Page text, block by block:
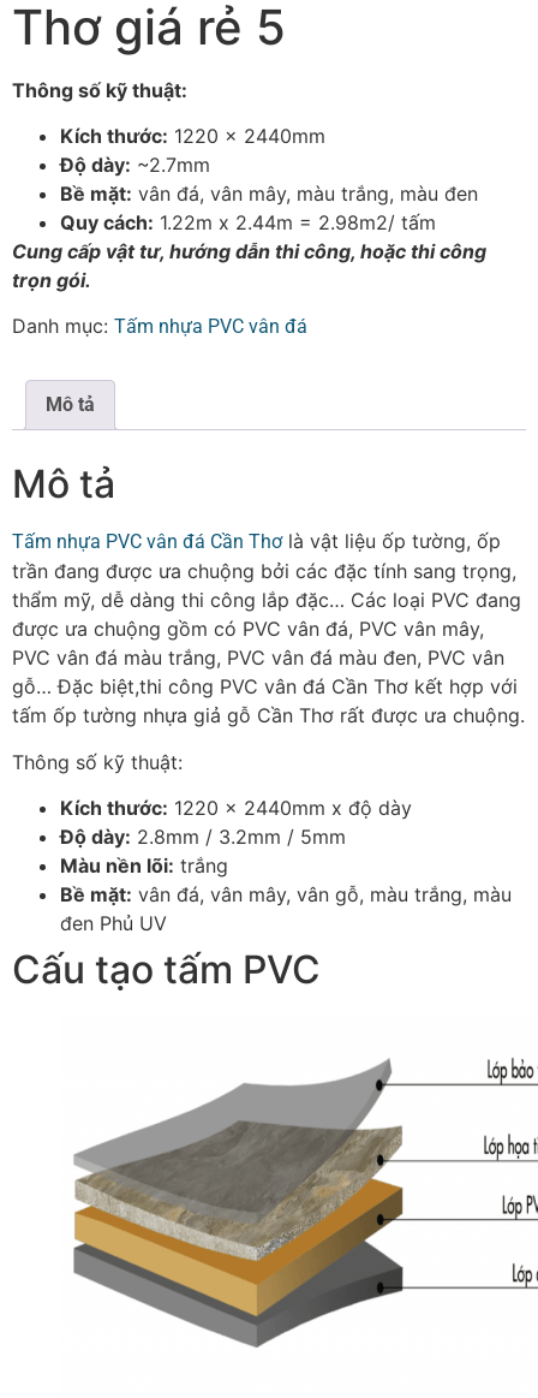
Thơ giá rẻ 5
Thông số kỹ thuật:
Kích thước: 1220 x 2440mm
Độ dày: ~2.7mm
Bề mặt: vân đá, vân mây, màu trắng, màu đen
Quy cách: 1.22m x 2.44m = 2.98m2/ tấm
Cung cấp vật tư, hướng dẫn thi công, hoặc thi công
trọn gói.
Danh mục: Tấm nhựa PVC vân đá
Mô tả
Mô tả
Tấm nhựa PVC vân đá Cần Thơlà vật liệu ốp tường, ốp
trần đang được ưa chuộng bởi các đặc tính sang trọng,
thẩm mỹ, dễ dàng thi công lắp đặc… Các loại PVC đang
được ưa chuộng gồm có PVC vân đá, PVC vân mây,
PVC vân đá màu trắng, PVC vân đá màu đen, PVC vân
gỗ… Đặc biệt,thi công PVC vân đá Cần Thơ kết hợp với
tấm ốp tường nhựa giả gỗ Cần Thơ rất được ưa chuộng.
Thông số kỹ thuật:
Kích thước: 1220 x 2440mm x độ dày
Độ dày: 2.8mm / 3.2mm / 5mm
Màu nền lõi: trắng
Bề mặt: vân đá, vân mây, vân gỗ, màu trắng, màu
đen Phủ UV
Cấu tạo tấm PVC